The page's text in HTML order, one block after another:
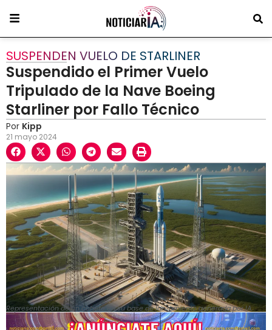
SUSPENDEN VUELO DE STARLINER
Suspendido el Primer Vuelo
Tripulado de la Nave Boeing
Starliner por Fallo Técnico
Por Kipp
21 mayo 2024
Representación de un cohete en su base de lanzamiento generada por IA.